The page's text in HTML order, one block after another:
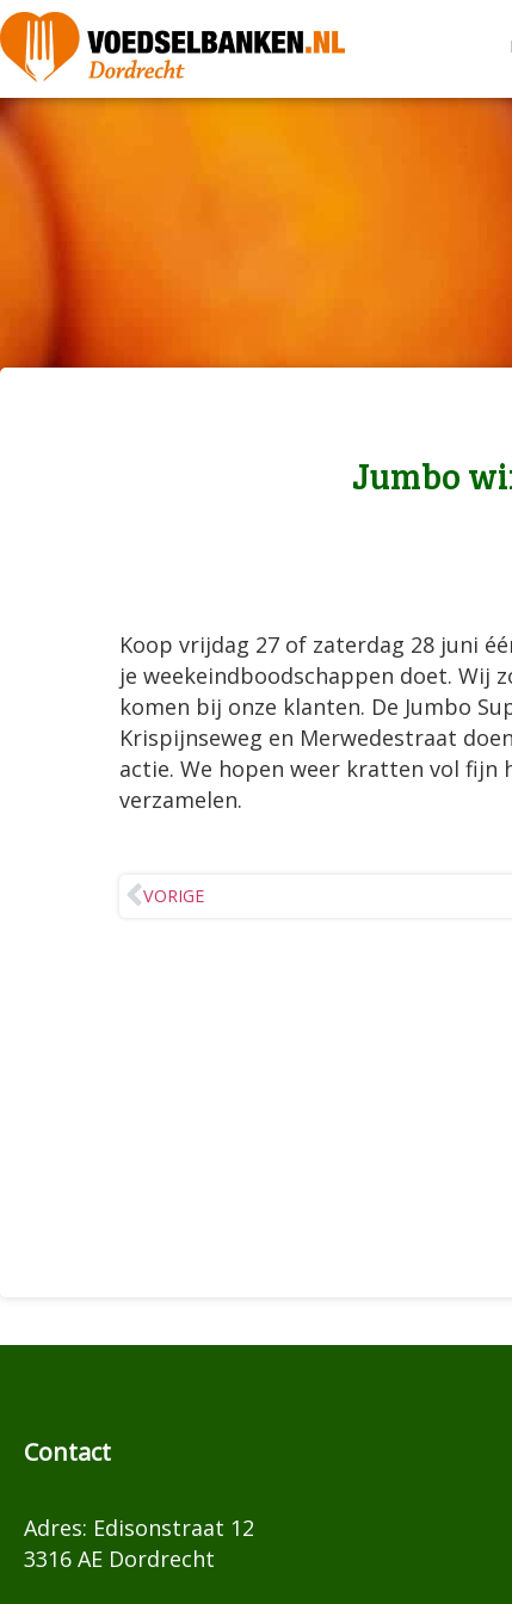
Jumbo
Koop vrijdag 27 of zaterdag 28 juni
je weekeindboodschappen doet. Wij
komen bij onze klanten. De Jumbo
Krispijnseweg en Merwedestraat
actie. We hopen weer kratten vol fijn
verzamelen.
VORIGE
Contact
Adres: Edisonstraat 12
3316 AE Dordrecht